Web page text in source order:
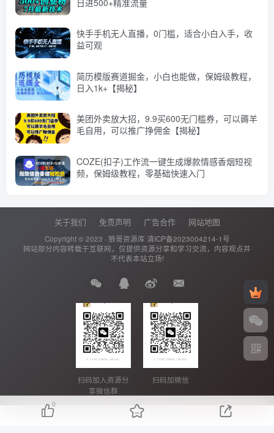
快手手机无人直播，0门槛，适合小白入手，收
益可观
简历模版赛道掘金，小白也能做，保姆级教程，
日入1k+【揭秘】
美团外卖放大招，9.9买600无门槛券，可以薅羊
毛自用，可以推广挣佣金【揭秘】
COZE(扣子)工作流一键生成爆款情感香烟短视
频，保姆级教程，零基础快速入门
关于我们 免责声明 广告合作 网站地图
Copyright © 2023 · 狼哥资源库 滇ICP备2023004214-1号
网站部分内容转载于互联网，仅提供资源分享和学习交流，内容观点并
不代表本站立场!
扫码加入资源分
享微信群
扫码加微信
0